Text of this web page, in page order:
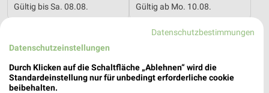
Gültig bis Sa. 08.08. Gültig ab Mo. 10.08.
toom Baumarkt
Datenschutzbestimmungen
Datenschutzeinstellungen
Durch Klicken auf die Schaltfläche „Ablehnen“ wird die
Standardeinstellung nur für unbedingt erforderliche cookie
beibehalten.